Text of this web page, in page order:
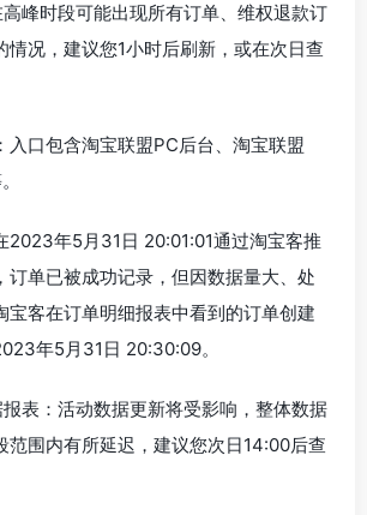
峰时段可能出现所有订单、维权退款订
情况，建议您1小时后刷新，或在次日查
入口包含淘宝联盟PC后台、淘宝联盟
2023年5月31日 20:01:01通过淘宝客推
订单已被成功记录，但因数据量大、处
宝客在订单明细报表中看到的订单创建
年5月31日 20:30:09。
表：活动数据更新将受影响，整体数据
范围内有所延迟，建议您次日14:00后查